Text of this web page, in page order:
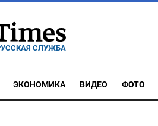
СЛУЖБА
ЭКОНОМИКА ВИДЕО ФОТО